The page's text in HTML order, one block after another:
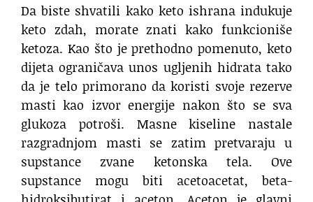
Da biste shvatili kako keto ishrana indukuje
keto zdah, morate znati kako funkcioniše
ketoza. Kao što je prethodno pomenuto, keto
dijeta ograničava unos ugljenih hidrata tako
da je telo primorano da koristi svoje rezerve
masti kao izvor energije nakon što se sva
glukoza potroši. Masne kiseline nastale
razgradnjom masti se zatim pretvaraju u
supstance zvane ketonska tela. Ove
supstance mogu biti acetoacetat, beta-